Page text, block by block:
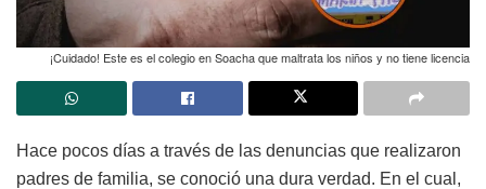
¡Cuidado! Este es el colegio en Soacha que maltrata los niños y no tiene licencia
Hace pocos días a través de las denuncias que realizaron
padres de familia, se conoció una dura verdad. En el cual,